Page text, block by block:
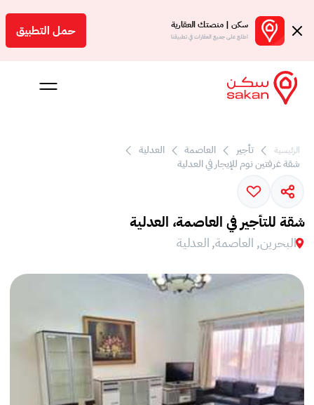
سكن | منصتك العقارية
اطلع على جميع العقارات في تطبيقنا حمل التطبيق
بالعمولة
الرئيسية تأجير العاصمة
العدلية
شقة غرفتين نوم للإيجار في العدلية
شقة للتأجير في العاصمة، العدلية
البحرين, العاصمة, العدلية